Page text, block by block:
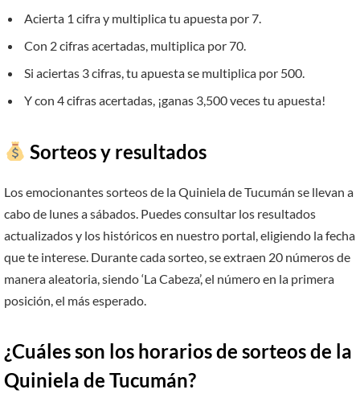
Acierta 1 cifra y multiplica tu apuesta por 7.
Con 2 cifras acertadas, multiplica por 70.
Si aciertas 3 cifras, tu apuesta se multiplica por 500.
Y con 4 cifras acertadas, ¡ganas 3,500 veces tu apuesta!
Sorteos y resultados
Los emocionantes sorteos de la Quiniela de Tucumán se llevan a
cabo de lunes a sábados. Puedes consultar los resultados
actualizados y los históricos en nuestro portal, eligiendo la fecha
que te interese. Durante cada sorteo, se extraen 20 números de
manera aleatoria, siendo ‘La Cabeza’, el número en la primera
posición, el más esperado.
¿Cuáles son los horarios de sorteos de la
Quiniela de Tucumán?